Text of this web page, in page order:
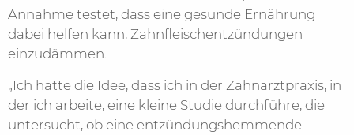
Annahme testet, dass eine gesunde Ernährung
dabei helfen kann, Zahnfleischentzündungen
einzudämmen.
„Ich hatte die Idee, dass ich in der Zahnarztpraxis, in
der ich arbeite, eine kleine Studie durchführe, die
untersucht, ob eine entzündungshemmende